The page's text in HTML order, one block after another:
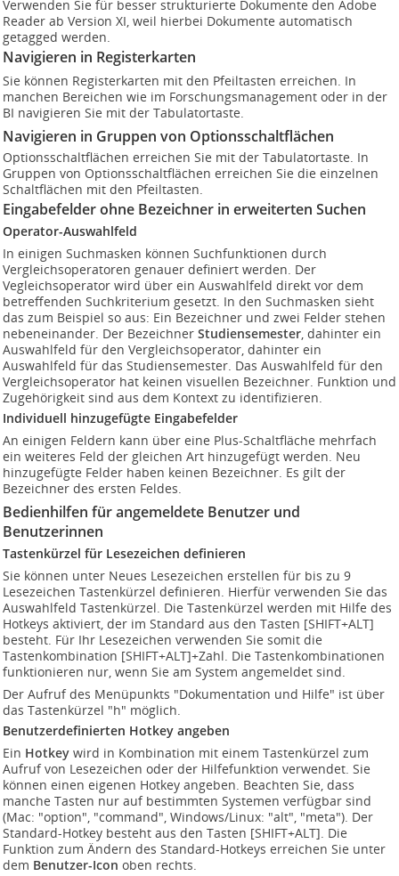
Verwenden Sie für besser strukturierte Dokumente den Adobe
Reader ab Version XI, weil hierbei Dokumente automatisch
getagged werden.
Navigieren in Registerkarten
Sie können Registerkarten mit den Pfeiltasten erreichen. In
manchen Bereichen wie im Forschungsmanagement oder in der
BI navigieren Sie mit der Tabulatortaste.
Navigieren in Gruppen von Optionsschaltflächen
Optionsschaltflächen erreichen Sie mit der Tabulatortaste. In
Gruppen von Optionsschaltflächen erreichen Sie die einzelnen
Schaltflächen mit den Pfeiltasten.
Eingabefelder ohne Bezeichner in erweiterten Suchen
Operator-Auswahlfeld
In einigen Suchmasken können Suchfunktionen durch
Vergleichsoperatoren genauer definiert werden. Der
Vegleichsoperator wird über ein Auswahlfeld direkt vor dem
betreffenden Suchkriterium gesetzt. In den Suchmasken sieht
das zum Beispiel so aus: Ein Bezeichner und zwei Felder stehen
nebeneinander. Der Bezeichner Studiensemester , dahinter ein
Auswahlfeld für den Vergleichsoperator, dahinter ein
Auswahlfeld für das Studiensemester. Das Auswahlfeld für den
Vergleichsoperator hat keinen visuellen Bezeichner. Funktion und
Zugehörigkeit sind aus dem Kontext zu identifizieren.
Individuell hinzugefügte Eingabefelder
An einigen Feldern kann über eine Plus-Schaltfläche mehrfach
ein weiteres Feld der gleichen Art hinzugefügt werden. Neu
hinzugefügte Felder haben keinen Bezeichner. Es gilt der
Bezeichner des ersten Feldes.
Bedienhilfen für angemeldete Benutzer und
Benutzerinnen
Tastenkürzel für Lesezeichen definieren
Sie können unter Neues Lesezeichen erstellen für bis zu 9
Lesezeichen Tastenkürzel definieren. Hierfür verwenden Sie das
Auswahlfeld Tastenkürzel. Die Tastenkürzel werden mit Hilfe des
Hotkeys aktiviert, der im Standard aus den Tasten [SHIFT+ALT]
besteht. Für Ihr Lesezeichen verwenden Sie somit die
Tastenkombination [SHIFT+ALT]+Zahl. Die Tastenkombinationen
funktionieren nur, wenn Sie am System angemeldet sind.
Der Aufruf des Menüpunkts "Dokumentation und Hilfe" ist über
das Tastenkürzel "h" möglich.
Benutzerdefinierten Hotkey angeben
Ein Hotkey wird in Kombination mit einem Tastenkürzel zum
Aufruf von Lesezeichen oder der Hilfefunktion verwendet. Sie
können einen eigenen Hotkey angeben. Beachten Sie, dass
manche Tasten nur auf bestimmten Systemen verfügbar sind
(Mac: "option", "command", Windows/Linux: "alt", "meta"). Der
Standard-Hotkey besteht aus den Tasten [SHIFT+ALT]. Die
Funktion zum Ändern des Standard-Hotkeys erreichen Sie unter
dem Benutzer-Icon oben rechts.